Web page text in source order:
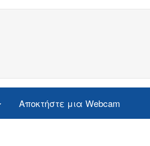
Αποκτήστε μια Webcam